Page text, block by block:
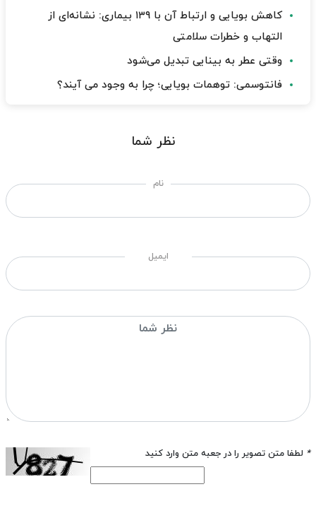
کاهش بویایی و ارتباط آن با ۱۳۹ بیماری: نشانه‌ای از
التهاب و خطرات سلامتی
وقتی عطر به بینایی تبدیل می‌شود
فانتوسمی: توهمات بویایی؛ چرا به وجود می آیند؟
نظر شما
نام
ایمیل
* لطفا متن تصویر را در جعبه متن وارد کنید